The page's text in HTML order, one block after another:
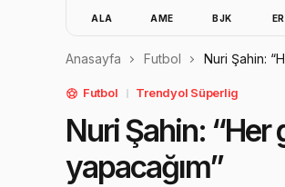
ALA AME BJK
Anasayfa Futbol Nuri Şahin:
Futbol Trendyol Süperlig
Nuri Şahin:
yapacağım”